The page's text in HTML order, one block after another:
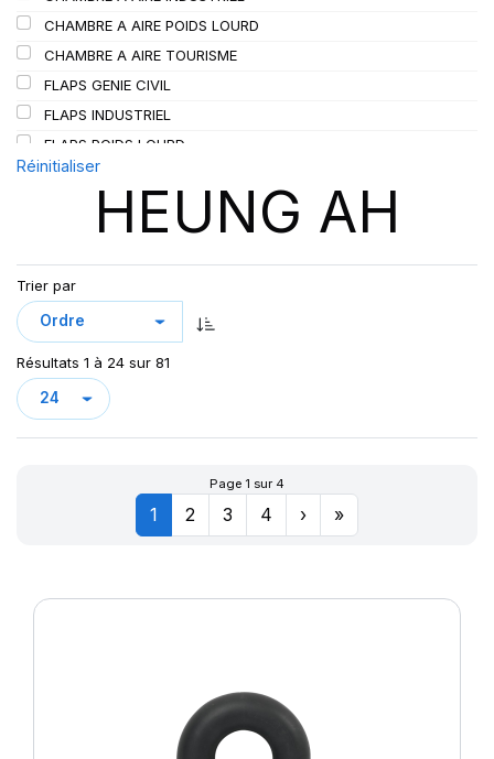
STICA (3)
(24)
CHAMBRE A AIRE POIDS LOURD
CHAMBRE A AIRE TOURISME
FLAPS GENIE CIVIL
FLAPS INDUSTRIEL
FLAPS POIDS LOURD
Réinitialiser
HEUNG AH
Trier par
Résultats 1 à 24 sur 81
Page 1 sur 4
1 2 3 4 › »